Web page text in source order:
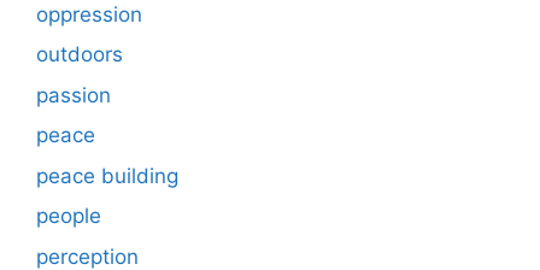
oppression
outdoors
passion
peace
peace building
people
perception